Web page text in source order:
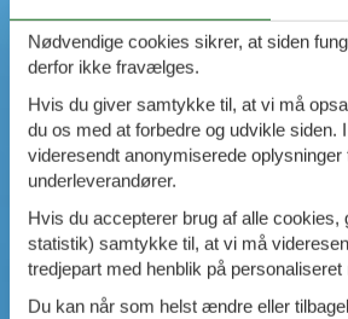
SIMPEL SØGNING
Nødvendige cookies sikrer, at siden
derfor ikke fravælges.
Hvis du giver samtykke til, at vi må
du os med at forbedre og udvikle siden.
videresendt anonymiserede oplysninger
underleverandører.
Hvis du accepterer brug af alle cookies,
statistik) samtykke til, at vi må
tredjepart med henblik på
Du kan når som helst ændre eller